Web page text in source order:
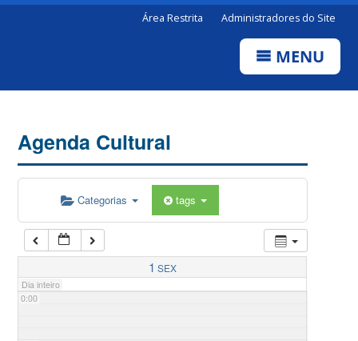
Área Restrita Administradores do Site
MENU
Agenda Cultural
Categorias tags
1 SEX
Dia inteiro
0:00